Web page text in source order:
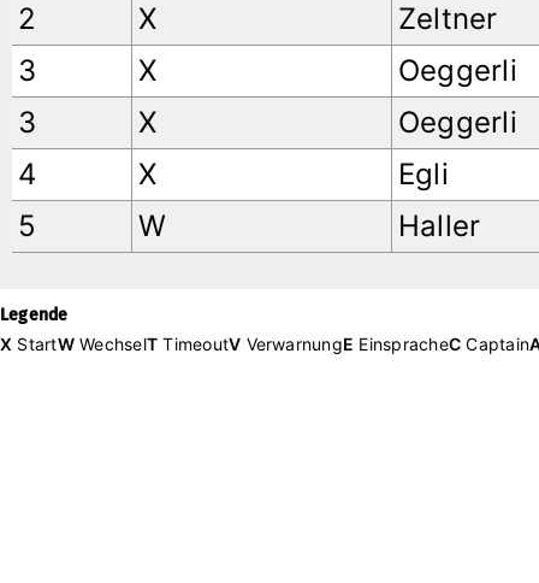
2
X
Zeltner
3
X
Oeggerli
3
X
Oeggerli
4
X
Egli
5
W Haller
Legende
X StartWWechselT TimeoutV VerwarnungE EinspracheC Captain